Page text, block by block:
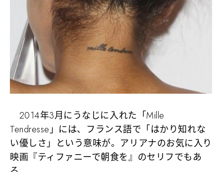
2014年3月にうなじに入れた「Mille
Tendresse」には、フランス語で「はかり知れな
い優しさ」という意味が。アリアナのお気に入り
映画『ティファニーで朝食を』のセリフでもあ